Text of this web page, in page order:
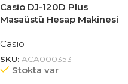
Casio DJ-120D Plus
Masaüstü Hesap Makinesi
Casio
SKU: ACA000353
Stokta var